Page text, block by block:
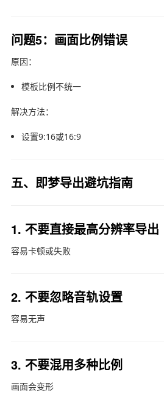
问题5：画面比例错误
原因：
模板比例不统一
解决方法：
设置9:16或16:9
五、即梦导出避坑指南
1. 不要直接最高分辨率导出
容易卡顿或失败
2. 不要忽略音轨设置
容易无声
3. 不要混用多种比例
画面会变形